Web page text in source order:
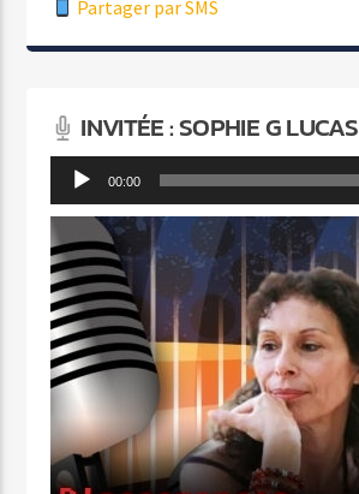
Partager par SMS
INVITÉE : SOPHIE G LUCAS
Lecteur 00:00